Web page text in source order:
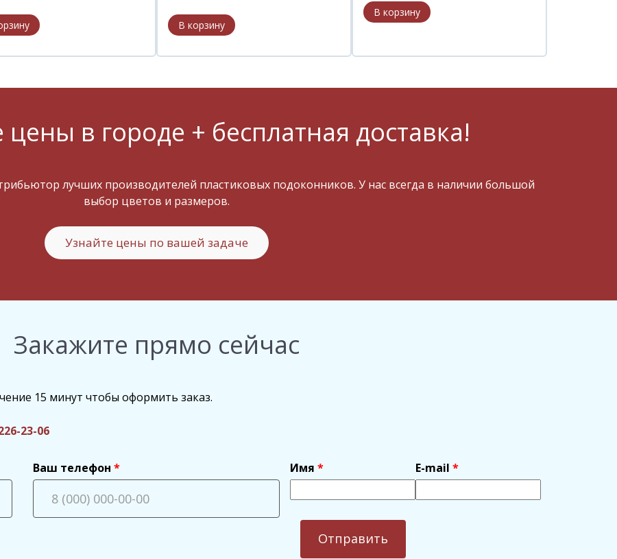
в городе + бесплатная доставка!
лучших производителей пластиковых подоконников. У нас всегда в наличии большой
выбор цветов и размеров.
Узнайте цены по вашей задаче
Закажите прямо сейчас
15 минут чтобы оформить заказ.
23-06
Ваш телефон Имя E-mail